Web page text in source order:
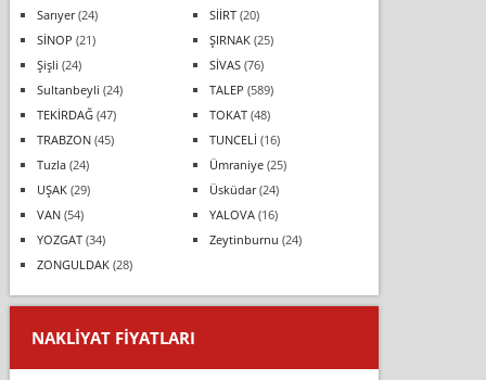
Sarıyer(24) SİİRT(20)
SİNOP (21) ŞIRNAK(25)
Şişli (24) SİVAS(76)
Sultanbeyli (24) TALEP (589)
TEKİRDAĞ(47) TOKAT(48)
TRABZON(45) TUNCELİ (16)
Tuzla(24) Ümraniye(25)
UŞAK(29) Üsküdar(24)
VAN(54) YALOVA(16)
YOZGAT(34) Zeytinburnu (24)
ZONGULDAK(28)
NAKLIYAT FIYATLARI